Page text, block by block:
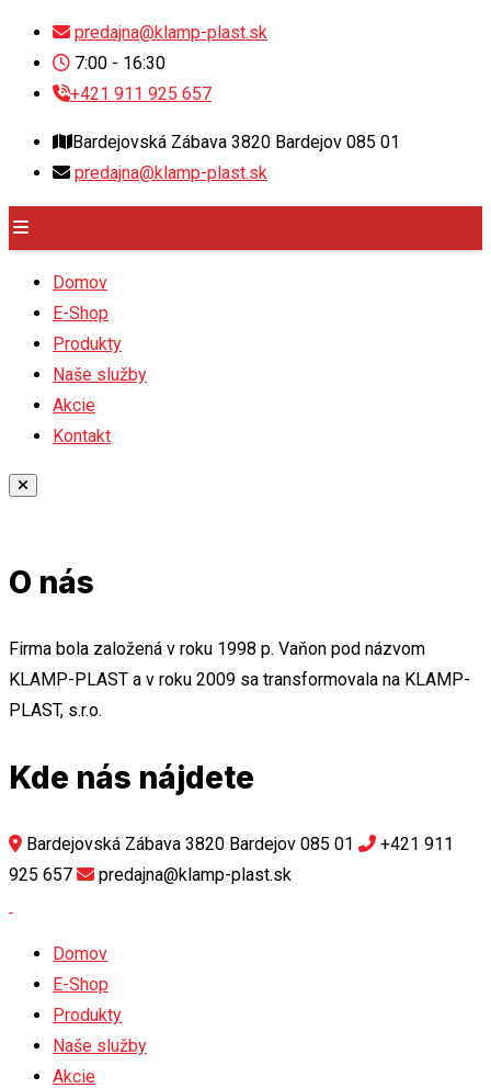
Skip
content
predajna@klamp-plast.sk
7:00 - 16:30
+421 911 925 657
Bardejovská Zábava 3820 Bardejov 085 01
predajna@klamp-plast.sk
Domov
E-Shop
Produkty
Naše služby
Akcie
Kontakt
O nás
Firma bola založená v roku 1998 p. Vaňon pod názvom
KLAMP-PLAST a v roku 2009 sa transformovala na KLAMP-
PLAST, s.r.o.
Kde nás nájdete
Bardejovská Zábava 3820 Bardejov 085 01
+421 911
925 657
predajna@klamp-plast.sk
Domov
E-Shop
Produkty
Naše služby
Akcie